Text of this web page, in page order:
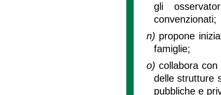
gli
convenzionati;
n) propone
famiglie;
o) collabora
delle strutture
pubbliche e